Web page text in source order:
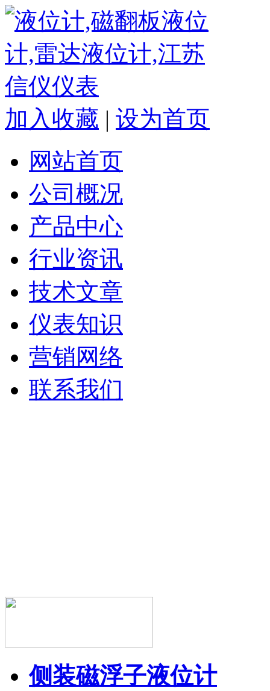
加入收藏 | 设为首页
网站首页
公司概况
产品中心
行业资讯
技术文章
仪表知识
营销网络
联系我们
侧装磁浮子液位计